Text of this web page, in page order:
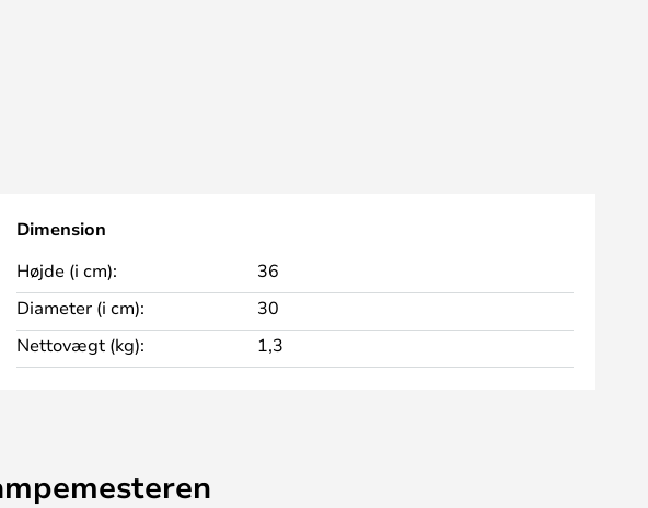
Dimension
Højde (i cm):
36
Diameter (i cm):
30
Nettovægt (kg):
1,3